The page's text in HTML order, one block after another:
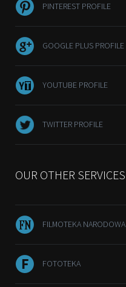
PINTEREST PROFILE
GOOGLE PLUS PROFILE
YOUTUBE PROFILE
TWITTER PROFILE
OUR OTHER SERVICES
FILMOTEKA NARODOWA
FOTOTEKA